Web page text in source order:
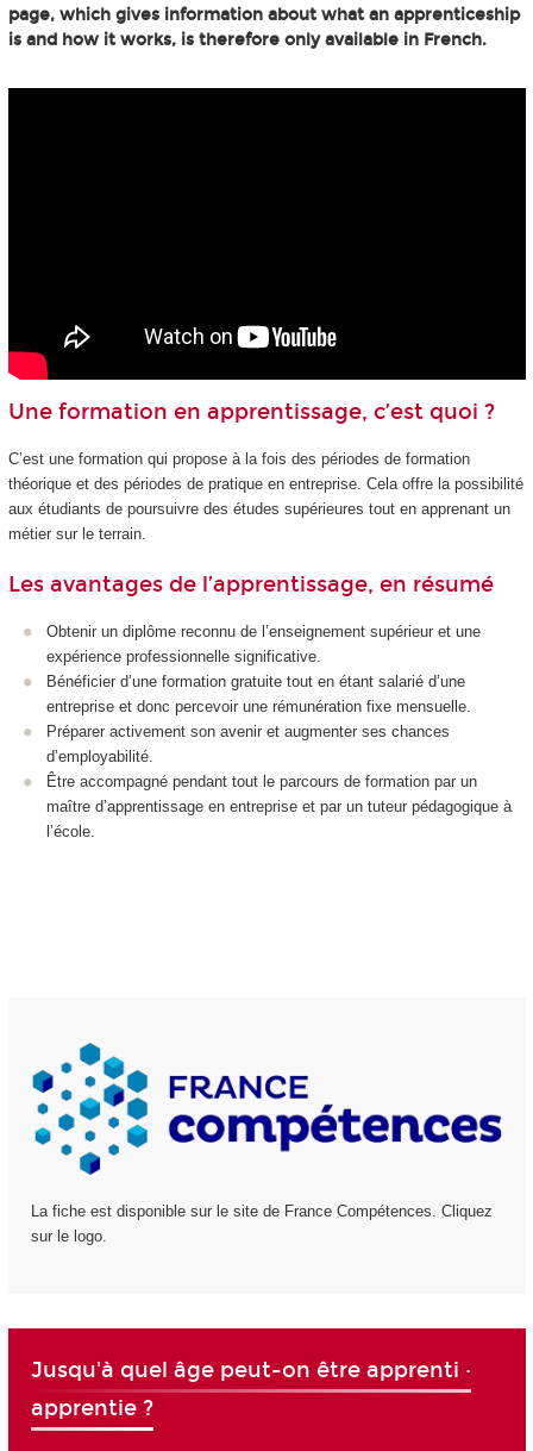
page, which gives information about what an apprenticeship
is and how it works, is therefore only available in French.
Une formation en apprentissage, c’est quoi ?
C’est une formation qui propose à la fois des périodes de formation
théorique et des périodes de pratique en entreprise. Cela offre la possibilité
aux étudiants de poursuivre des études supérieures tout en apprenant un
métier sur le terrain.
Les avantages de l’apprentissage, en résumé
Obtenir un diplôme reconnu de l’enseignement supérieur et une
expérience professionnelle significative.
Bénéficier d’une formation gratuite tout en étant salarié d’une
entreprise et donc percevoir une rémunération fixe mensuelle.
Préparer activement son avenir et augmenter ses chances
d’employabilité.
Être accompagné pendant tout le parcours de formation par un
maître d’apprentissage en entreprise et par un tuteur pédagogique à
l’école.
La fiche est disponible sur le site de France Compétences. Cliquez
sur le logo.
Jusqu'à quel âge peut-on être apprenti ·
apprentie ?